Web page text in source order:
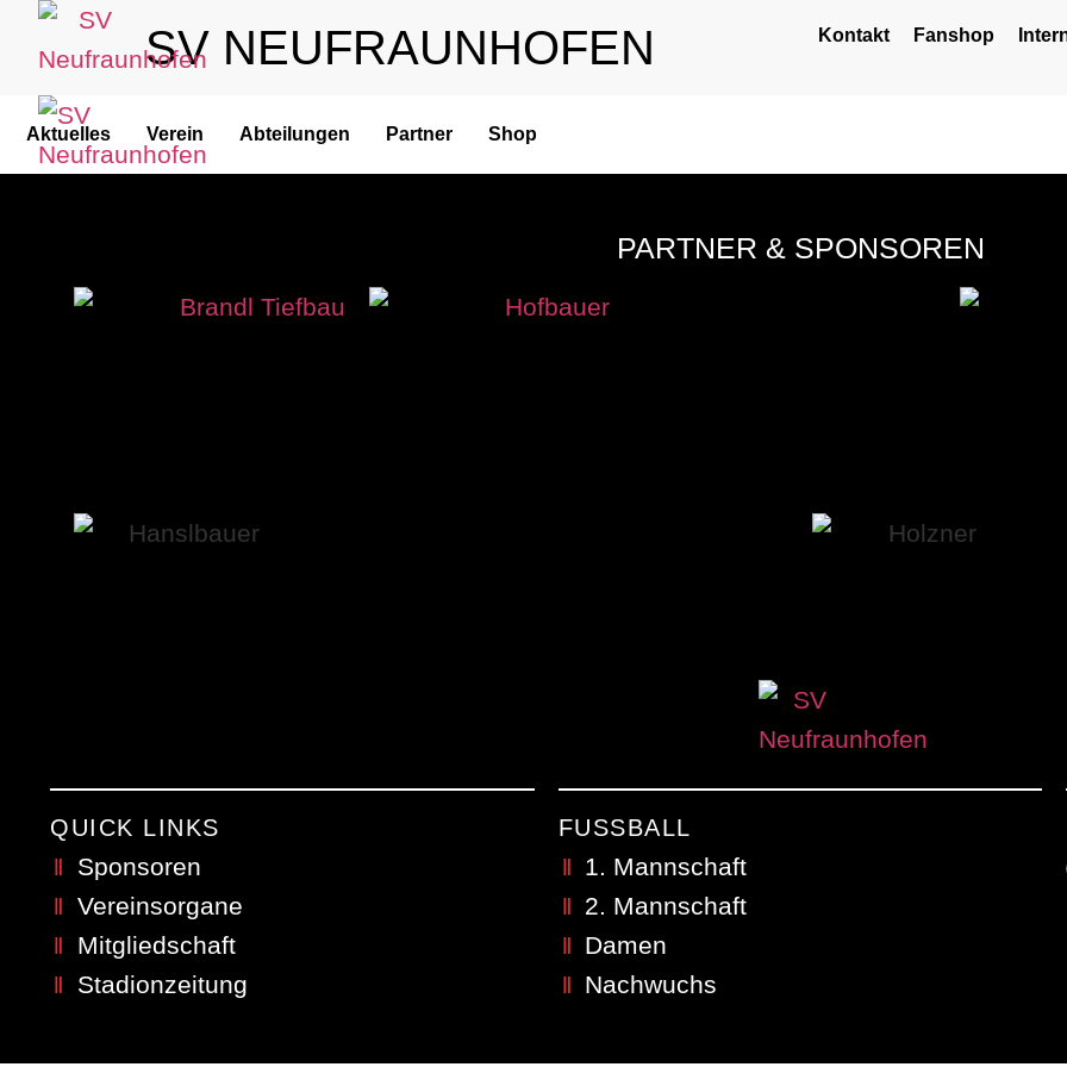
SV NEUFRAUNHOFEN Kontakt Fanshop
Aktuelles Verein Abteilungen Partner Shop
PARTNER & SPONSOREN
QUICK LINKS
Sponsoren
Vereinsorgane
Mitgliedschaft
Stadionzeitung
FUSSBALL
1. Mannschaft
2. Mannschaft
Damen
Nachwuchs